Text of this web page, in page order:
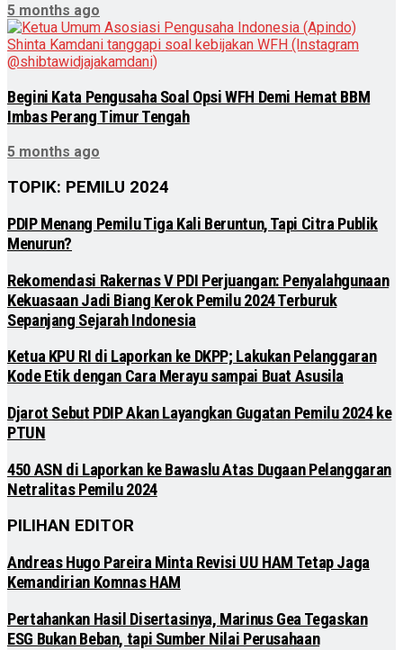
5 months ago
Begini Kata Pengusaha Soal Opsi WFH Demi Hemat BBM
Imbas Perang Timur Tengah
5 months ago
TOPIK: PEMILU 2024
PDIP Menang Pemilu Tiga Kali Beruntun, Tapi Citra Publik
Menurun?
Rekomendasi Rakernas V PDI Perjuangan: Penyalahgunaan
Kekuasaan Jadi Biang Kerok Pemilu 2024 Terburuk
Sepanjang Sejarah Indonesia
Ketua KPU RI di Laporkan ke DKPP; Lakukan Pelanggaran
Kode Etik dengan Cara Merayu sampai Buat Asusila
Djarot Sebut PDIP Akan Layangkan Gugatan Pemilu 2024 ke
PTUN
450 ASN di Laporkan ke Bawaslu Atas Dugaan Pelanggaran
Netralitas Pemilu 2024
PILIHAN EDITOR
Andreas Hugo Pareira Minta Revisi UU HAM Tetap Jaga
Kemandirian Komnas HAM
Pertahankan Hasil Disertasinya, Marinus Gea Tegaskan
ESG Bukan Beban, tapi Sumber Nilai Perusahaan